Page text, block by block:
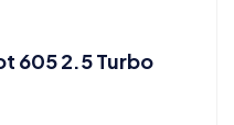
605 2.5 Turbo